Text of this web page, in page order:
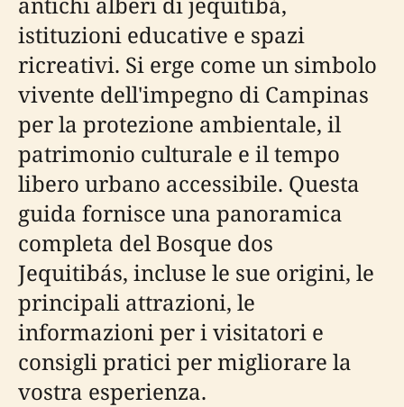
istituzioni educative e spazi
ricreativi. Si erge come un simbolo
vivente dell'impegno di Campinas
per la protezione ambientale, il
patrimonio culturale e il tempo
libero urbano accessibile. Questa
guida fornisce una panoramica
completa del Bosque dos
Jequitibás, incluse le sue origini, le
principali attrazioni, le
informazioni per i visitatori e
consigli pratici per migliorare la
vostra esperienza.